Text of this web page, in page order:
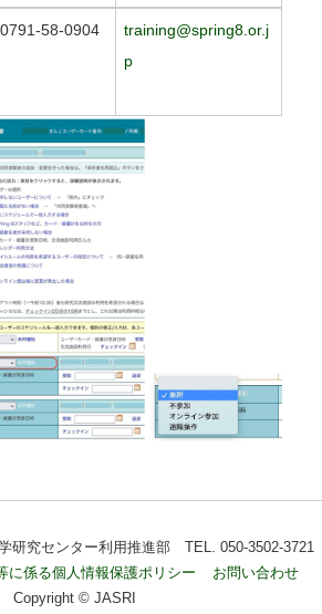
0791-58-0904
training@spring8.or.j
p
研究センター利用推進部 TEL. 050-3502-3721
に係る個人情報保護ポリシー
お問い合わせ
Copyright © JASRI